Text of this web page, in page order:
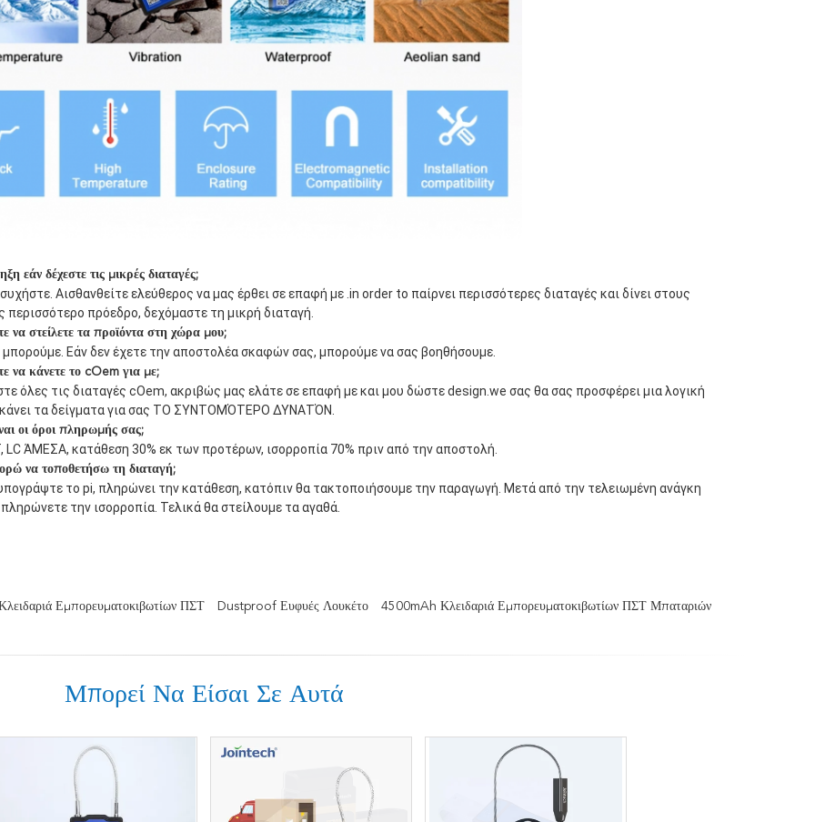
εάν δέχεστε τις μικρές διαταγές;
Αισθανθείτε ελεύθερος να μας έρθει σε επαφή με .in order to παίρνει περισσότερες διαταγές και δίνει στους
περισσότερο πρόεδρο, δεχόμαστε τη μικρή διαταγή.
να στείλετε τα προϊόντα στη χώρα μου;
μπορούμε. Εάν δεν έχετε την αποστολέα σκαφών σας, μπορούμε να σας βοηθήσουμε.
να κάνετε το cOem για με;
όλες τις διαταγές cOem, ακριβώς μας ελάτε σε επαφή με και μου δώστε design.we σας θα σας προσφέρει μια λογική
κάνει τα δείγματα για σας ΤΟ ΣΥΝΤΟΜΌΤΕΡΟ ΔΥΝΑΤΌΝ.
οι όροι πληρωμής σας;
ΆΜΕΣΑ, κατάθεση 30% εκ των προτέρων, ισορροπία 70% πριν από την αποστολή.
να τοποθετήσω τη διαταγή;
το pi, πληρώνει την κατάθεση, κατόπιν θα τακτοποιήσουμε την παραγωγή. Μετά από την τελειωμένη ανάγκη
την ισορροπία. Τελικά θα στείλουμε τα αγαθά.
Εμπορευματοκιβωτίων ΠΣΤ Dustproof Ευφυές Λουκέτο 4500mAh Κλειδαριά Εμπορευματοκιβωτίων ΠΣΤ Μπαταριών
Μπορεί Να Είσαι Σε Αυτά